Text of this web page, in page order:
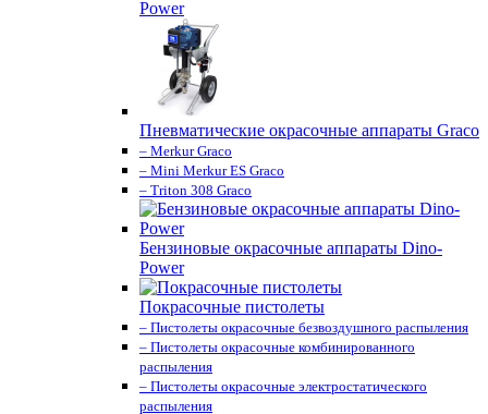
Power
Пневматические окрасочные аппараты Graco
– Merkur Graco
– Mini Merkur ES Graco
– Triton 308 Graco
Бензиновые окрасочные аппараты Dino-
Power
Покрасочные пистолеты
– Пистолеты окрасочные безвоздушного распыления
– Пистолеты окрасочные комбинированного
распыления
– Пистолеты окрасочные электростатического
распыления